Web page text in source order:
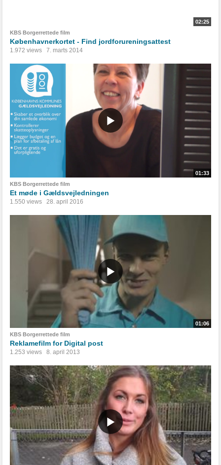
02:25
KBS Borgerrettede film
Københavnerkortet - Find jordforureningsattest
1.972 views 7. marts 2014
01:33
KBS Borgerrettede film
Et møde i Gældsvejledningen
1.550 views 28. april 2016
01:06
KBS Borgerrettede film
Reklamefilm for Digital post
1.253 views 8. april 2013